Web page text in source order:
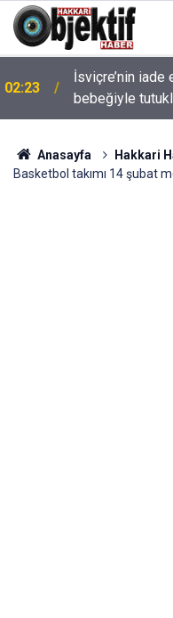
02:23
İsviçre’nin iade
bebeğiyle
Anasayfa Hakkari
Basketbol takımı 14 şubat